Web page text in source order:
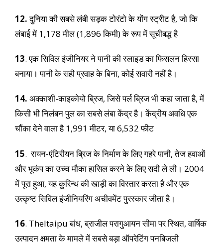
12.दुनिया की सबसे लंबी सड़क टोरंटो के योंग स्ट्रीट है, जो कि
लंबाई में 1,178 मील (1,896 किमी) के रूप में सूचीबद्ध है
13. एक सिविल इंजीनियर ने पानी की स्लाइड का फिसलन हिस्सा
बनाया। पानी के सही प्रवाह के बिना, कोई सवारी नहीं है।
14. अक्काशी-काइकोयो ब्रिज, जिसे पर्ल ब्रिज भी कहा जाता है, में
किसी भी निलंबन पुल का सबसे लंबा केंद्र है। केंद्रीय अवधि एक
चौंका देने वाला है 1,991 मीटर, या 6,532 फीट
15. रायन-एंटिरीयन ब्रिज के निर्माण के लिए गहरे पानी, तेज हवाओं
और भूकंप का उच्च मौका हासिल करने के लिए सदी ले ली। 2004
में पूरा हुआ, यह कुरिन्थ की खाड़ी का विस्तार करता है और एक
उत्कृष्ट सिविल इंजीनियरिंग अचीवमेंट पुरस्कार जीता है।
16. TheItaipu बांध, ब्राजील परागुआयन सीमा पर स्थित, वार्षिक
उत्पादन क्षमता के मामले में सबसे बड़ा ऑपरेटिंग पनबिजली